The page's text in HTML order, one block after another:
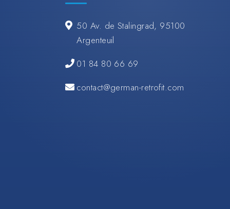
50 Av. de Stalingrad, 95100
Argenteuil
01 84 80 66 69
contact@german-retrofit.com